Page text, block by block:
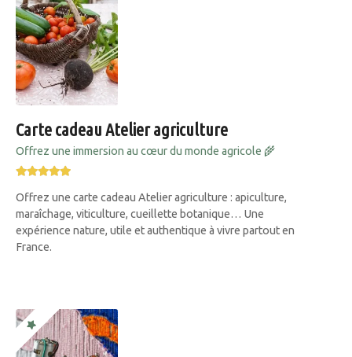
Carte cadeau Atelier agriculture
Offrez une immersion au cœur du monde agricole 🌾
Offrez une carte cadeau Atelier agriculture : apiculture,
maraîchage, viticulture, cueillette botanique… Une
expérience nature, utile et authentique à vivre partout en
France.